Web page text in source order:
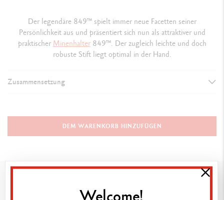
Der legendäre 849™ spielt immer neue Facetten seiner
Persönlichkeit aus und präsentiert sich nun als attraktiver und
praktischer Minenhalter849™. Der zugleich leichte und doch
robuste Stift liegt optimal in der Hand.
Zusammensetzung
Minenhalter
Flexibler Clip und Druckmechanismus
DEM WARENKORB HINZUFÜGEN
Welcome!